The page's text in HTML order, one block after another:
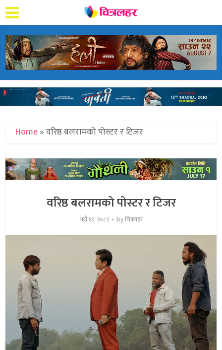
Home»वरिष्ठ बलरामको पोस्टर र टिजर
वरिष्ठ बलरामको पोस्टर र टिजर
भदौ १९, २०८२ byचित्रलहर